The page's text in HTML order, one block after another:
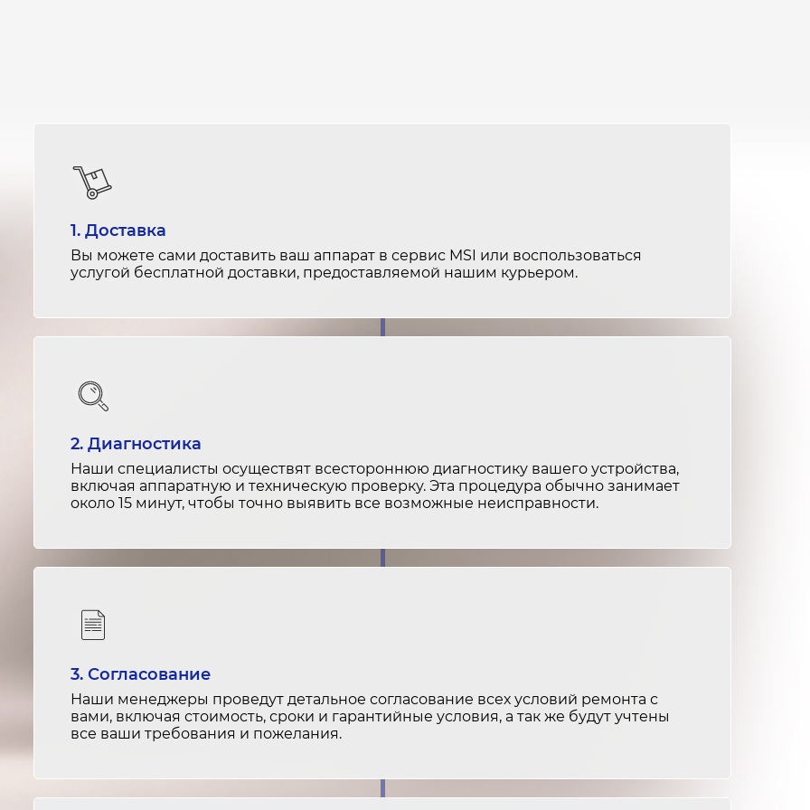
1-2 часа
от 1 500 ₽
2-3 часа
от 3 000 ₽
1. Доставка
Вы можете сами доставить ваш аппарат в сервис MSI или воспользоваться
услугой бесплатной доставки, предоставляемой нашим курьером.
2. Диагностика
Наши специалисты осуществят всестороннюю диагностику вашего устройства,
включая аппаратную и техническую проверку. Эта процедура обычно занимает
около 15 минут, чтобы точно выявить все возможные неисправности.
3. Согласование
Наши менеджеры проведут детальное согласование всех условий ремонта с
вами, включая стоимость, сроки и гарантийные условия, а так же будут учтены
все ваши требования и пожелания.